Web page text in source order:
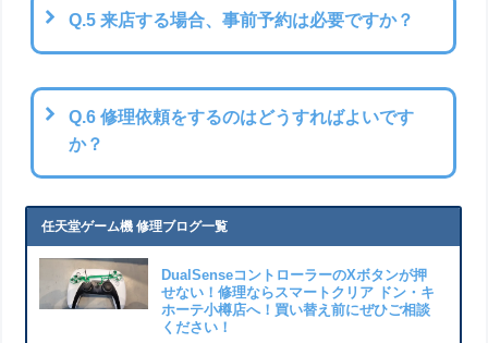
Q.5 来店する場合、事前予約は必要ですか？
Q.6 修理依頼をするのはどうすればよいです
か？
任天堂ゲーム機 修理ブログ一覧
DualSenseコントローラーのXボタンが押
せない！修理ならスマートクリア ドン・キ
ホーテ小樽店へ！買い替え前にぜひご相談
ください！